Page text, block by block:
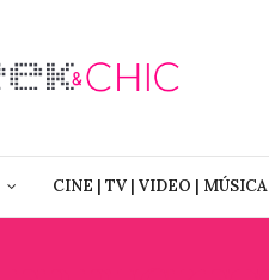
CINE | TV | VIDEO | MÚSICA